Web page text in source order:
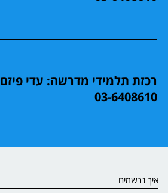
רכזת תלמידי מדרשה: עדי פיזם
03-6408610
איך נרשמים